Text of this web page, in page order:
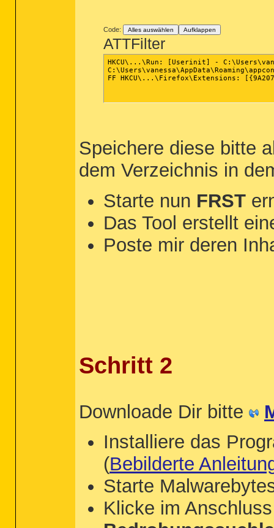
Code: Alles auswählen Aufklappen
ATTFilter
HKCU\...\Run: [Userinit] -
FF HKCU\...\Firefox\Extensions:
Speichere diese bitte
dem Verzeichnis in
Starte nun FRST
Das Tool erstellt
Poste mir deren
Schritt 2
Downloade Dir bitte
Installiere das
(Bebilderte
Starte
Klicke im